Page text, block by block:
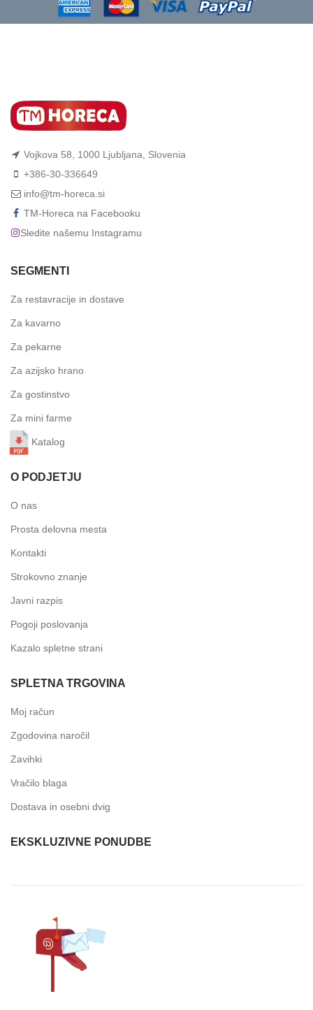
Vojkova 58, 1000 Ljubljana, Slovenia
+386-30-336649
info@tm-horeca.si
TM-Horeca na Facebooku
Sledite našemu Instagramu
SEGMENTI
Za restavracije in dostave
Za kavarno
Za pekarne
Za azijsko hrano
Za gostinstvo
Za mini farme
Katalog
O PODJETJU
O nas
Prosta delovna mesta
Kontakti
Strokovno znanje
Javni razpis
Pogoji poslovanja
Kazalo spletne strani
SPLETNA TRGOVINA
Moj račun
Zgodovina naročil
Zavihki
Vračilo blaga
Dostava in osebni dvig
EKSKLUZIVNE PONUDBE